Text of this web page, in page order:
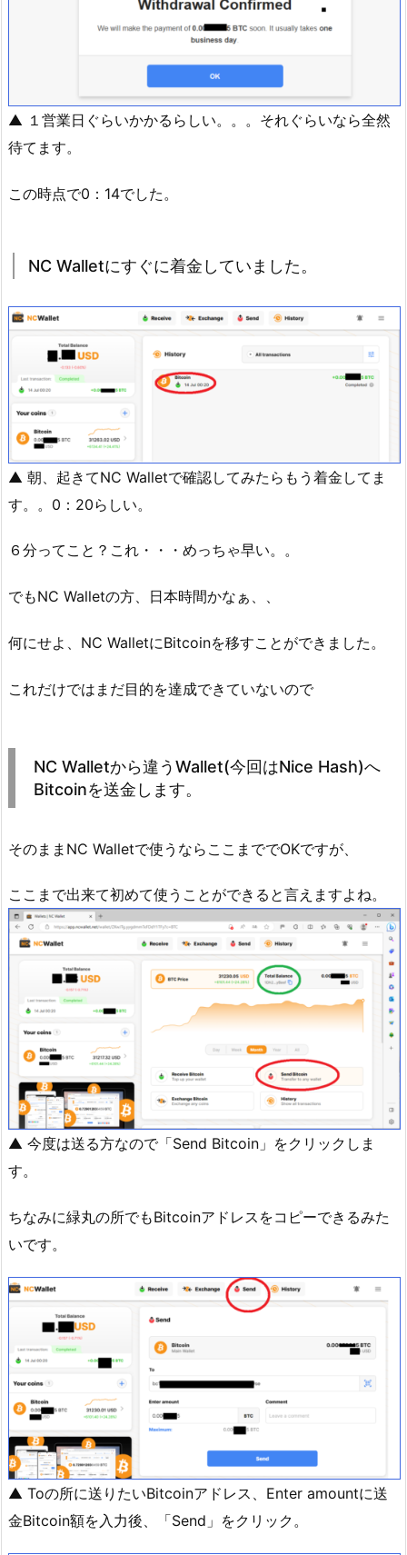
▲ １営業日ぐらいかかるらしい。。。それぐらいなら全然
待てます。
この時点で0：14でした。
NC Walletにすぐに着金していました。
▲ 朝、起きてNC Walletで確認してみたらもう着金してま
す。。0：20らしい。
６分ってこと？これ・・・めっちゃ早い。。
でもNC Walletの方、日本時間かなぁ、、
何にせよ、NC WalletにBitcoinを移すことができました。
これだけではまだ目的を達成できていないので
NC Walletから違うWallet(今回はNice Hash)へ
Bitcoinを送金します。
そのままNC Walletで使うならここまででOKですが、
ここまで出来て初めて使うことができると言えますよね。
▲ 今度は送る方なので「Send Bitcoin」をクリックしま
す。
ちなみに緑丸の所でもBitcoinアドレスをコピーできるみた
いです。
▲ Toの所に送りたいBitcoinアドレス、Enter amountに送
金Bitcoin額を入力後、「Send」をクリック。